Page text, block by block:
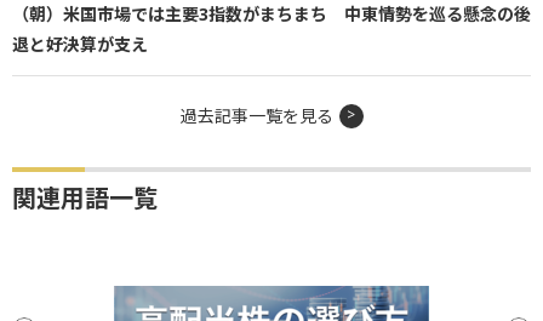
（朝）米国市場では主要3指数がまちまち 中東情勢を巡る懸念の後
退と好決算が支え
過去記事一覧を見る
関連用語一覧